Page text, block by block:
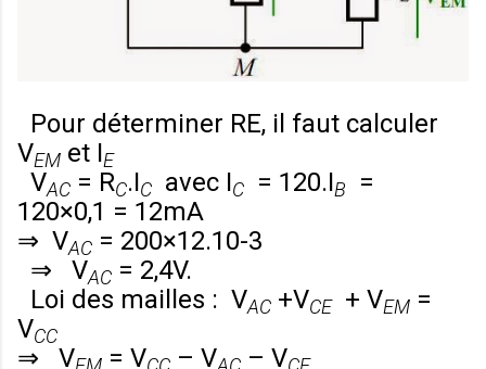
Pour déterminer RE, il faut calculer
VEM et IE
VAC = RC.IC avec IC = 120.IB
=
120×0,1 = 12mA
⇒ VAC = 200×12.10-3
⇒ VAC = 2,4V.
Loi des mailles : VAC +VCE+ VEM =
VCC
⇒ V = V – V – V